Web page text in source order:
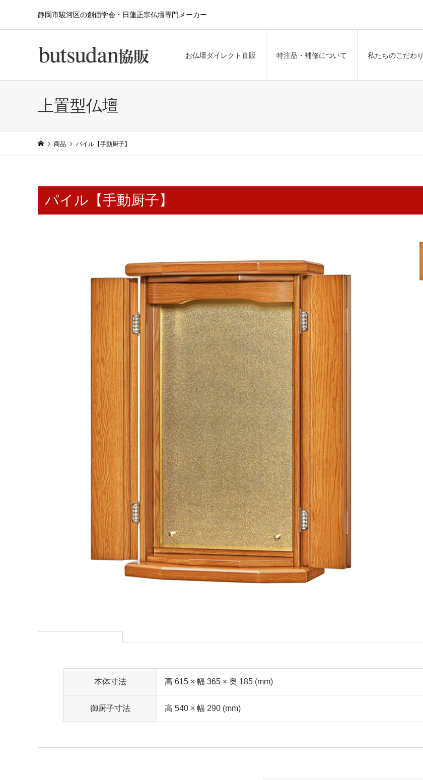
静岡市駿河区の創価学会・日蓮正宗仏壇専門メーカー
お仏壇ダイレクト直販 特注品・補修について 私たちのこだわり
上置型仏壇
商品 パイル【手動厨子】
パイル【手動厨子】
本体寸法 高 615 × 幅 365 × 奥 185 (mm)
御厨子寸法 高 540 × 幅 290 (mm)